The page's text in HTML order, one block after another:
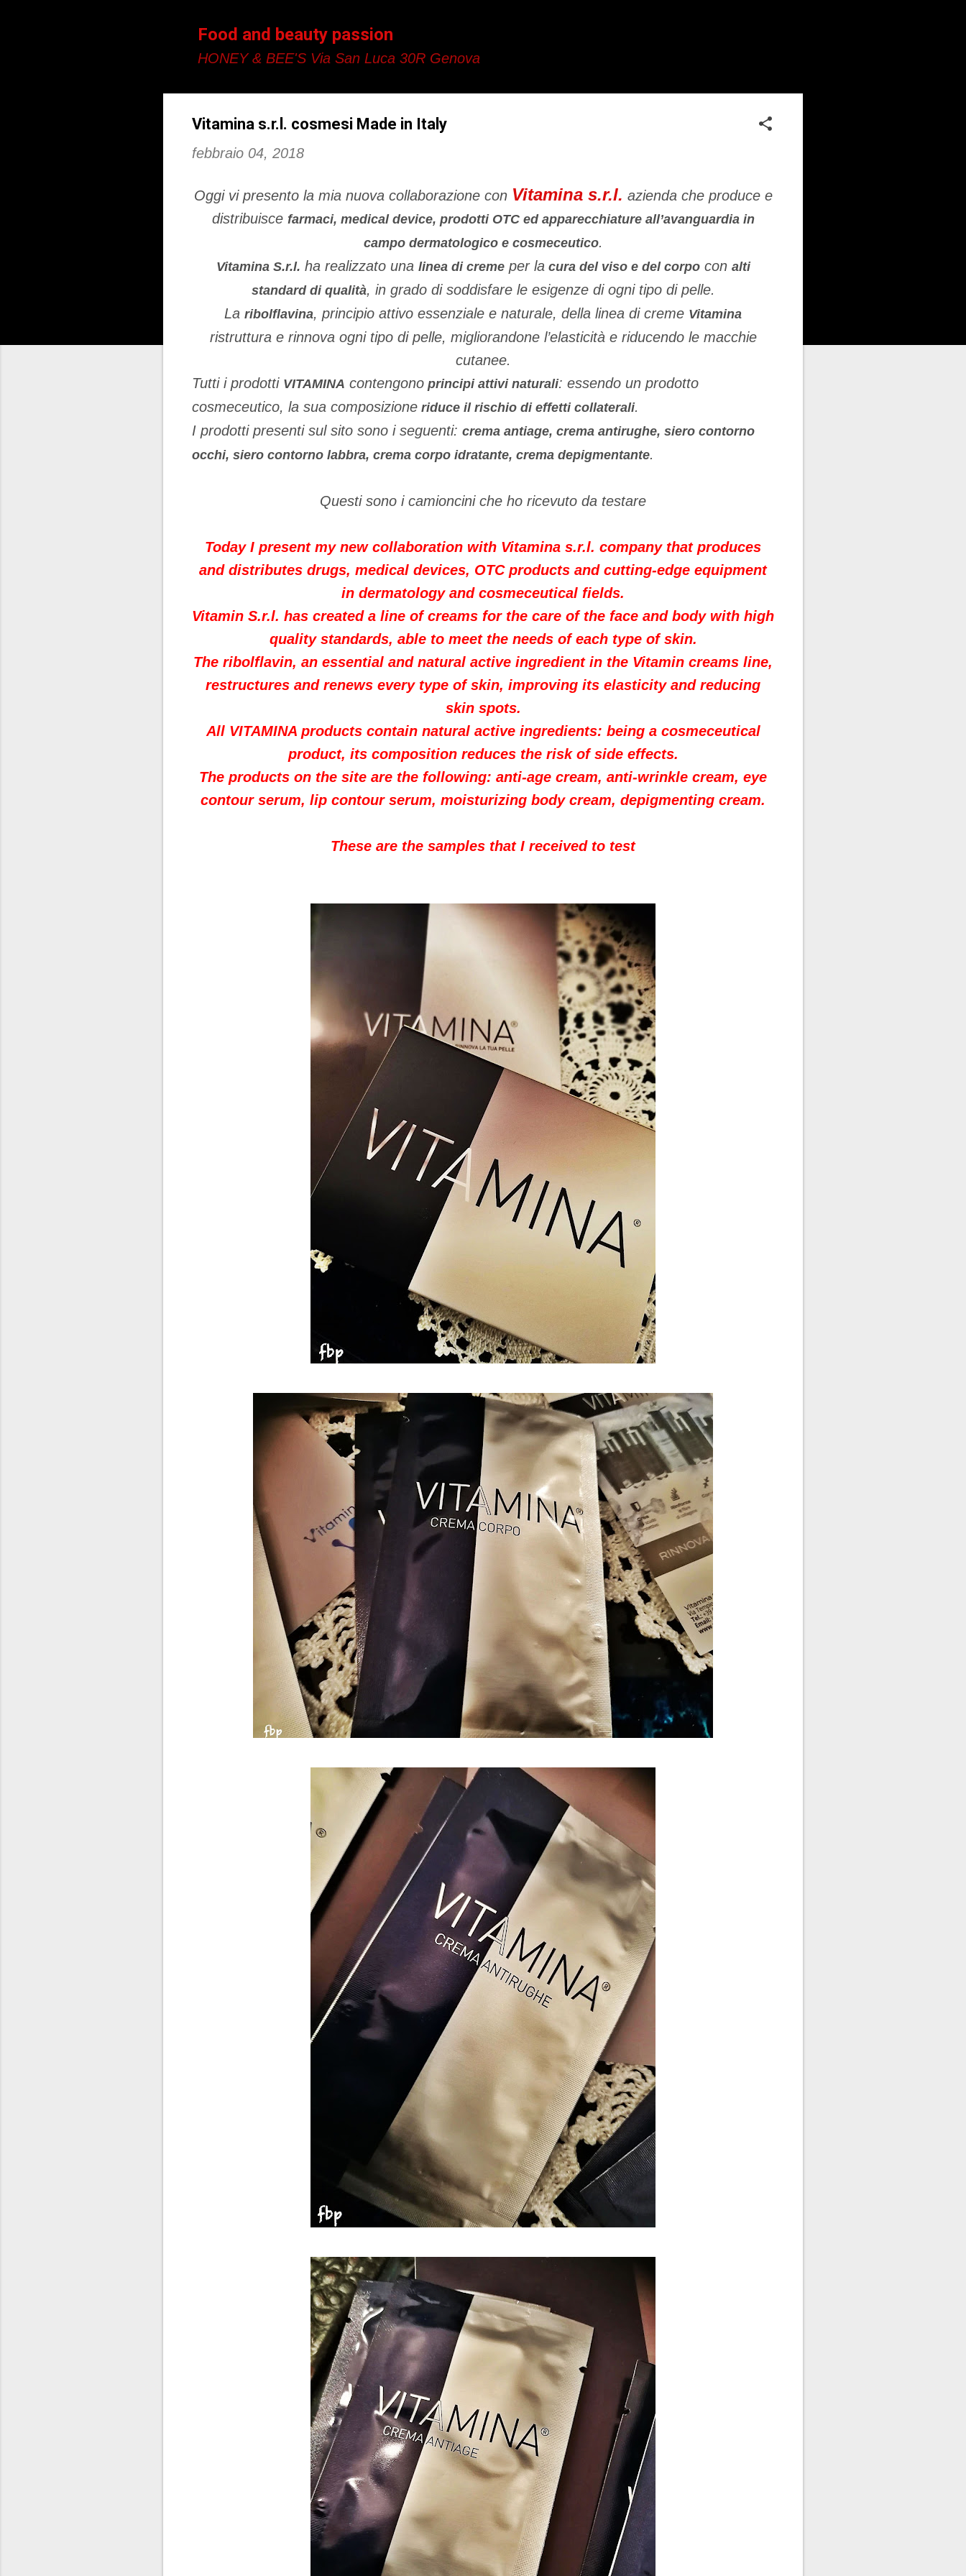
Food and beauty passion
HONEY & BEE'S Via San Luca 30R Genova
Vitamina s.r.l. cosmesi Made in Italy
febbraio 04, 2018
Oggi vi presento la mia nuova collaborazione con Vitamina s.r.l. azienda che produce e
distribuisce farmaci, medical device, prodotti OTC ed apparecchiature all’avanguardia in
campo dermatologico e cosmeceutico.
Vitamina S.r.l. ha realizzato una linea di cremeper lacura del viso e del corpocon alti
standard di qualità, in grado di soddisfare le esigenze di ogni tipo di pelle.
La ribolflavina, principio attivo essenziale e naturale, della linea di creme Vitamina
ristruttura e rinnova ogni tipo di pelle, migliorandone l’elasticità e riducendo le macchie
cutanee.
Tutti i prodotti VITAMINA contengono principi attivi naturali: essendo un prodotto
cosmeceutico, la sua composizione riduce il rischio di effetti collaterali.
I prodotti presenti sul sito sono i seguenti: crema antiage, crema antirughe, siero contorno
occhi, siero contorno labbra, crema corpo idratante, crema depigmentante.
Questi sono i camioncini che ho ricevuto da testare
Today I present my new collaboration with Vitamina s.r.l. company that produces
and distributes drugs, medical devices, OTC products and cutting-edge equipment
in dermatology and cosmeceutical fields.
Vitamin S.r.l. has created a line of creams for the care of the face and body with high
quality standards, able to meet the needs of each type of skin.
The ribolflavin, an essential and natural active ingredient in the Vitamin creams line,
restructures and renews every type of skin, improving its elasticity and reducing
skin spots.
All VITAMINA products contain natural active ingredients: being a cosmeceutical
product, its composition reduces the risk of side effects.
The products on the site are the following: anti-age cream, anti-wrinkle cream, eye
contour serum, lip contour serum, moisturizing body cream, depigmenting cream.
These are the samples that I received to test